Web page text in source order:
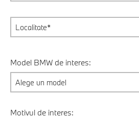
Model BMW de interes:
Motivul de interes: